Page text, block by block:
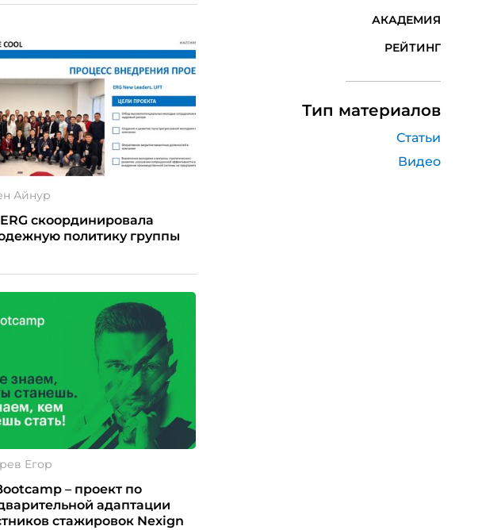
Айнур
скоординировала
политику группы
Егор
– проект по
адаптации
стажировок Nexign
АКАДЕМИЯ
РЕЙТИНГ
Тип материалов
Статьи
Видео